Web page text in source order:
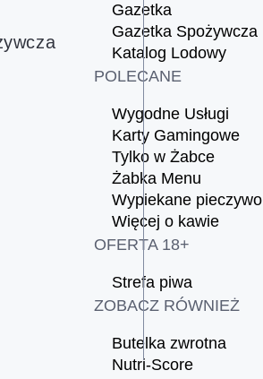
Gazetka
Gazetka Spożywcza
Katalog Lodowy
POLECANE
Wygodne Usługi
Karty Gamingowe
Tylko w Żabce
Żabka Menu
Wypiekane pieczywo
Więcej o kawie
OFERTA 18+
Strefa piwa
ZOBACZ RÓWNIEŻ
Butelka zwrotna
Nutri-Score